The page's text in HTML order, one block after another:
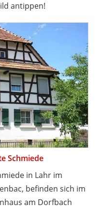
antippen!
Schmiede
in Lahr im
befinden sich im
am Dorfbach